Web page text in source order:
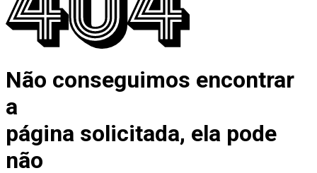
Não conseguimos encontrar
a
página solicitada, ela pode
não